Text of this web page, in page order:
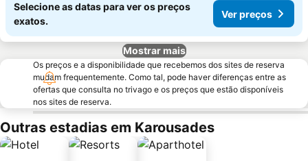
Selecione as datas para ver os preços
exatos.
Ver preços
Mostrar mais
Os preços e a disponibilidade que recebemos dos sites de reserva
mudam frequentemente. Como tal, pode haver diferenças entre as
ofertas que consulta no trivago e os preços que estão disponíveis
nos sites de reserva.
Outras estadias em Karousades